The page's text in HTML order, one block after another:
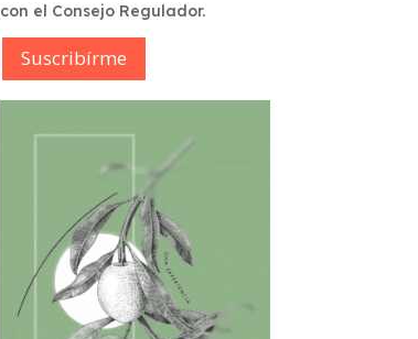
con el Consejo Regulador.
Suscribírme